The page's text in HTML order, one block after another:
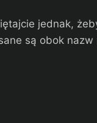
jednak,
są obok nazw